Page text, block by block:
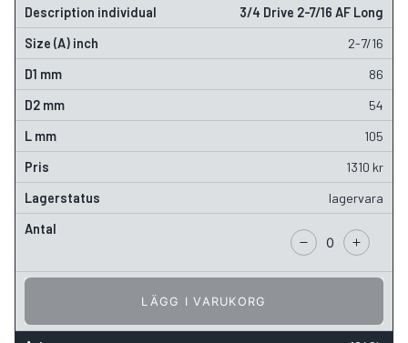
3/4 Drive 2-7/16 AF Long
2-7/16
86
54
105
1310 kr
lagervara
LÄGG I VARUKORG